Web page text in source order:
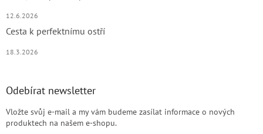
12.6.2026
Cesta k perfektnímu ostří
18.3.2026
Odebírat newsletter
Vložte svůj e-mail a my vám budeme zasílat informace o nových
produktech na našem e-shopu.